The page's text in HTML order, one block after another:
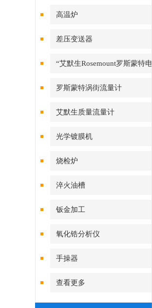
高温炉
差压变送器
“艾默生Rosemount罗斯蒙特电
磁流量计
罗斯蒙特涡街流量计
艾默生质量流量计
光学镀膜机
烧检炉
淬火油槽
钣金加工
氧化锆分析仪
手操器
查看更多